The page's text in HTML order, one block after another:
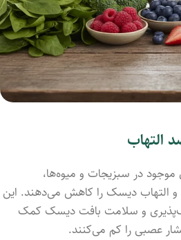
التهاب
موجود در سبزیجات و میوه‌ها،
و التهاب دیسک را کاهش می‌دهند. این
و سلامت بافت دیسک کمک
عصبی را کم می‌کنند.